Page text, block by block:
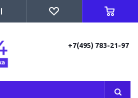
+7(495) 783-21-97